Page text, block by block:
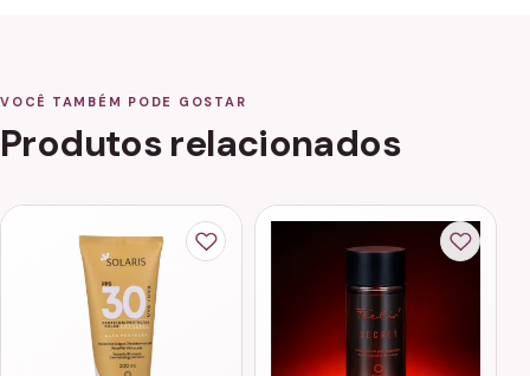
VOCÊ TAMBÉM PODE GOSTAR
Produtos relacionados